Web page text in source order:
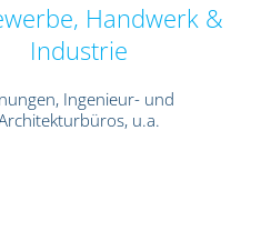
Handwerk &
Industrie
Ingenieur- und
u.a.